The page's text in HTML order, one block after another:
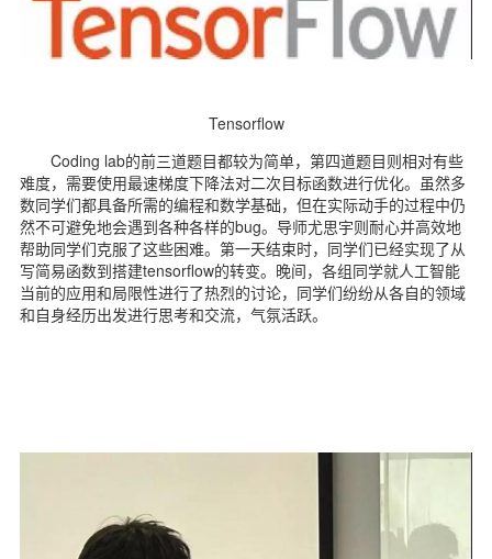
Tensorflow
Coding lab的前三道题目都较为简单，第四道题目则相对有些
难度，需要使用最速梯度下降法对二次目标函数进行优化。虽然多
数同学们都具备所需的编程和数学基础，但在实际动手的过程中仍
然不可避免地会遇到各种各样的bug。导师尤思宇则耐心并高效地
帮助同学们克服了这些困难。第一天结束时，同学们已经实现了从
写简易函数到搭建tensorflow的转变。晚间，各组同学就人工智能
当前的应用和局限性进行了热烈的讨论，同学们纷纷从各自的领域
和自身经历出发进行思考和交流，气氛活跃。